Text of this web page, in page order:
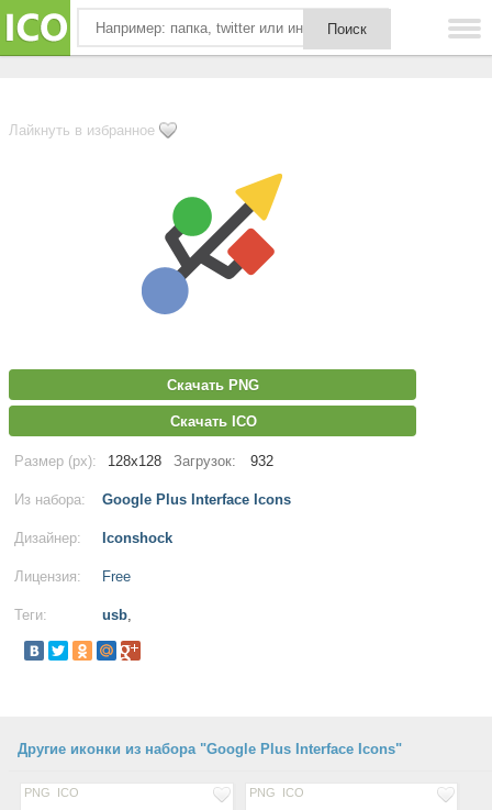
Лайкнуть в избранное
Скачать PNG
Скачать ICO
Размер (px): 128x128 Загрузок: 932
Из набора: Google Plus Interface Icons
Дизайнер: Iconshock
Лицензия: Free
Теги: usb,
Другие иконки из набора "Google Plus Interface Icons"
PNG ICO PNG ICO